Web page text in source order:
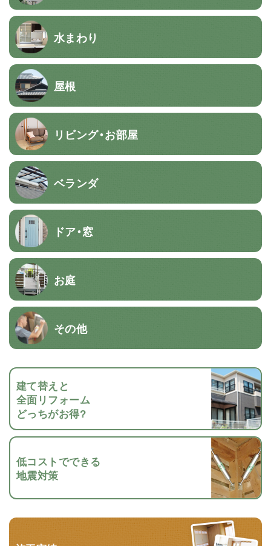
水まわり
屋根
リビング・お部屋
ベランダ
ドア・窓
お庭
その他
建て替えと
全面リフォーム
どっちがお得?
低コストでできる
地震対策